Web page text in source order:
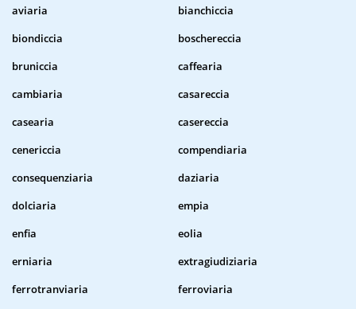
aviaria
bianchiccia
biondiccia
boschereccia
bruniccia
caffearia
cambiaria
casareccia
casearia
casereccia
cenericcia
compendiaria
consequenziaria
daziaria
dolciaria
empia
enfia
eolia
erniaria
extragiudiziaria
ferrotranviaria
ferroviaria